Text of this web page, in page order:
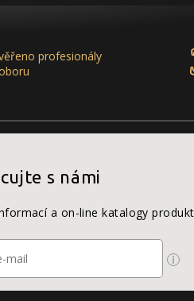
profesionály
s námi
a on-line katalogy